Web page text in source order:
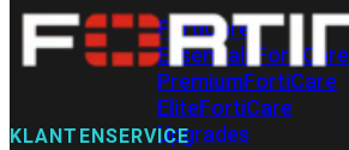
FortiCare
Essentials FortiCare
PremiumFortiCare
EliteFortiCare
Upgrades
KLANTENSERVICE